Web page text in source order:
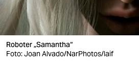
verlag
verlag
veranstaltungen
Roboter „Samantha“
Foto: Joan Alvado/NarPhotos/laif